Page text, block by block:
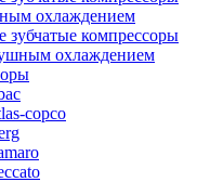
охлаждением
зубчатые компрессоры
охлаждением
copco